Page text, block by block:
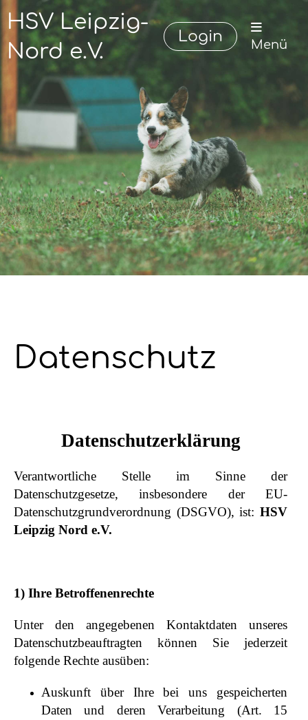
HSV Leipzig-
Nord e.V.
Login Menü
Datenschutz
Datenschutzerklärung
Verantwortliche Stelle im Sinne der
Datenschutzgesetze, insbesondere der EU-
Datenschutzgrundverordnung (DSGVO), ist: HSV
Leipzig Nord e.V.
1) Ihre Betroffenenrechte
Unter den angegebenen Kontaktdaten unseres
Datenschutzbeauftragten können Sie jederzeit
folgende Rechte ausüben:
Auskunft über Ihre bei uns gespeicherten
Daten und deren Verarbeitung (Art. 15